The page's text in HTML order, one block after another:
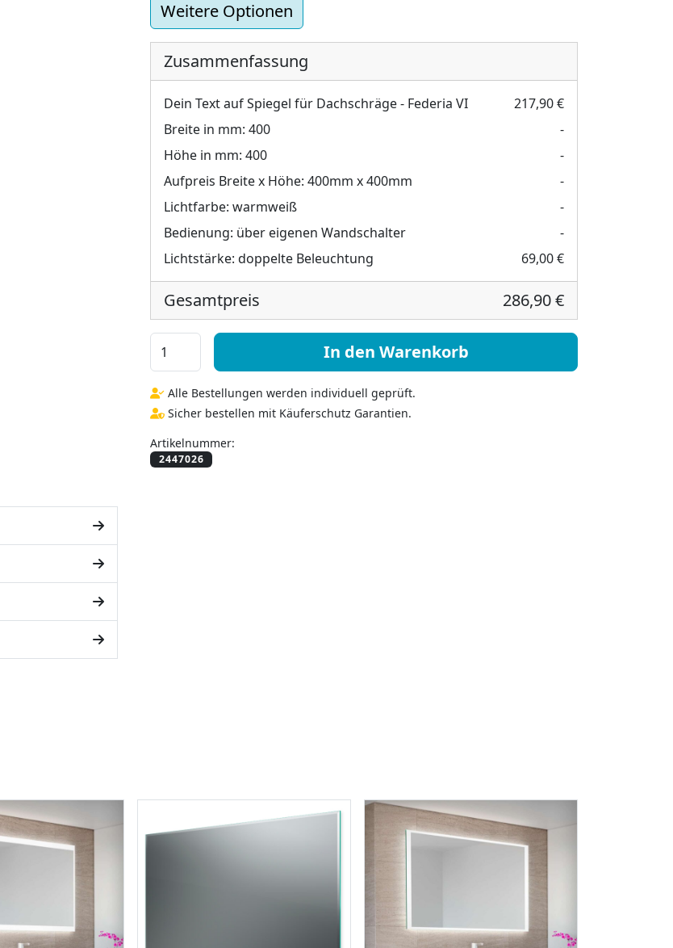
Weitere Optionen
Zusammenfassung
Dein Text auf Spiegel für Dachschräge - Federia VI
217,90 €
Breite in mm: 400
-
Höhe in mm: 400
-
Aufpreis Breite x Höhe: 400mm x 400mm
-
Lichtfarbe: warmweiß
-
Bedienung: über eigenen Wandschalter
-
Lichtstärke: doppelte Beleuchtung 69,00 €
Gesamtpreis 286,90 €
Dein Text auf Spiegel für Dachschräge - Federia VI Menge
In den Warenkorb
Alle Bestellungen werden individuell geprüft.
Sicher bestellen mit Käuferschutz Garantien.
Artikelnummer: